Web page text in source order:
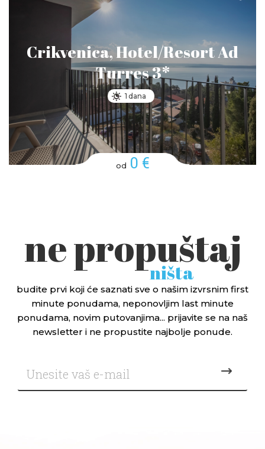
Crikvenica, Hotel/Resort Ad
Turres 3*
1 dana
od 0 €
ne propuštaj
ništa
budite prvi koji će saznati sve o našim izvrsnim first
minute ponudama, neponovljim last minute
ponudama, novim putovanjima... prijavite se na naš
newsletter i ne propustite najbolje ponude.